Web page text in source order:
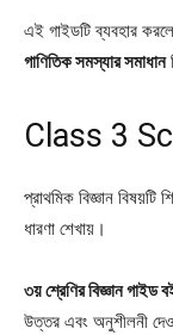
এই গাইডটি ব্যবহার করলে
গাণিতিক সমস্যার সমাধান
Class 3
প্রাথমিক বিজ্ঞান বিষয়টি
ধারণা শেখায়।
৩য় শ্রেণির বিজ্ঞান গাইড
উত্তর এবং অনুশীলনী